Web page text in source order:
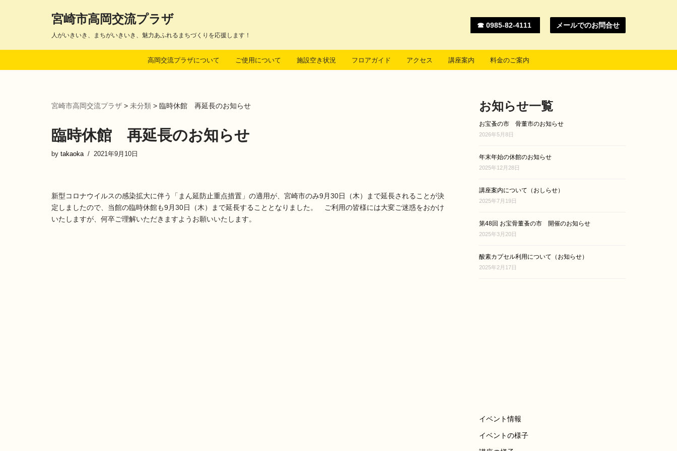
テ
宮崎市高岡交流プラザ
人がいきいき、まちがいきいき、魅力あふれるまちづくりを応援します！
☎ 0985-82-4111 メールでのお問合せ
高岡交流プラザについて ご使用について 施設空き状況 フロアガイド アクセス 講座案内 料金のご案内
宮崎市高岡交流プラザ > 未分類 > 臨時休館 再延長のお知らせ
臨時休館 再延長のお知らせ
by takaoka 2021年9月10日
新型コロナウイルスの感染拡大に伴う「まん延防止重点措置」の適用が、宮崎市のみ9月30日（木）まで延長されることが決
定しましたので、当館の臨時休館も9月30日（木）まで延長することとなりました。 ご利用の皆様には大変ご迷惑をおかけ
いたしますが、何卒ご理解いただきますようお願いいたします。
お知らせ一覧
お宝蚤の市 骨董市のお知らせ
2026年5月8日
年末年始の休館のお知らせ
2025年12月28日
講座案内について（おしらせ）
2025年7月19日
第48回 お宝骨董蚤の市 開催のお知らせ
2025年3月20日
酸素カプセル利用について（お知らせ）
2025年2月17日
イベント情報
イベントの様子